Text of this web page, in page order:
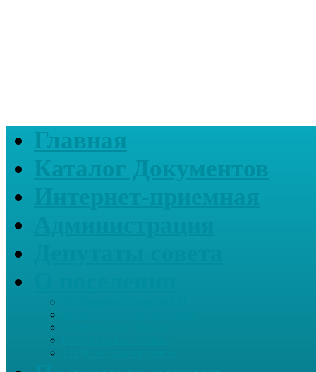
Главная
Каталог Документов